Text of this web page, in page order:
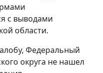
с выводами
области.
Федеральный
округа не нашел